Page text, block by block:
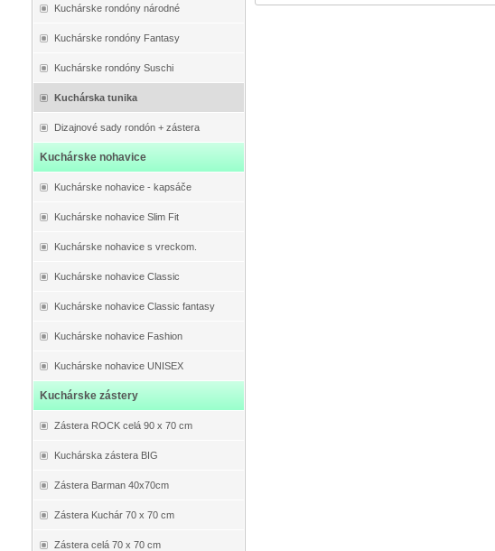
Kuchárske rondóny národné
Kuchárske rondóny Fantasy
Kuchárske rondóny Suschi
Kuchárska tunika
Dizajnové sady rondón + zástera
Kuchárske nohavice
Kuchárske nohavice - kapsáče
Kuchárske nohavice Slim Fit
Kuchárske nohavice s vreckom.
Kuchárske nohavice Classic
Kuchárske nohavice Classic fantasy
Kuchárske nohavice Fashion
Kuchárske nohavice UNISEX
Kuchárske zástery
Zástera ROCK celá 90 x 70 cm
Kuchárska zástera BIG
Zástera Barman 40x70cm
Zástera Kuchár 70 x 70 cm
Zástera celá 70 x 70 cm